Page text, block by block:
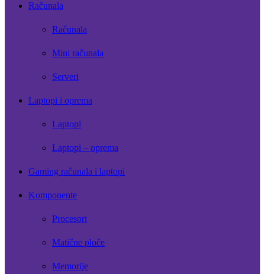
Računala
Računala
Mini računala
Serveri
Laptopi i oprema
Laptopi
Laptopi – oprema
Gaming računala i laptopi
Komponente
Procesori
Matične ploče
Memorije